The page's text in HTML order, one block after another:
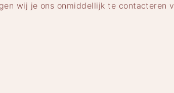
wij je ons onmiddellijk te contacteren